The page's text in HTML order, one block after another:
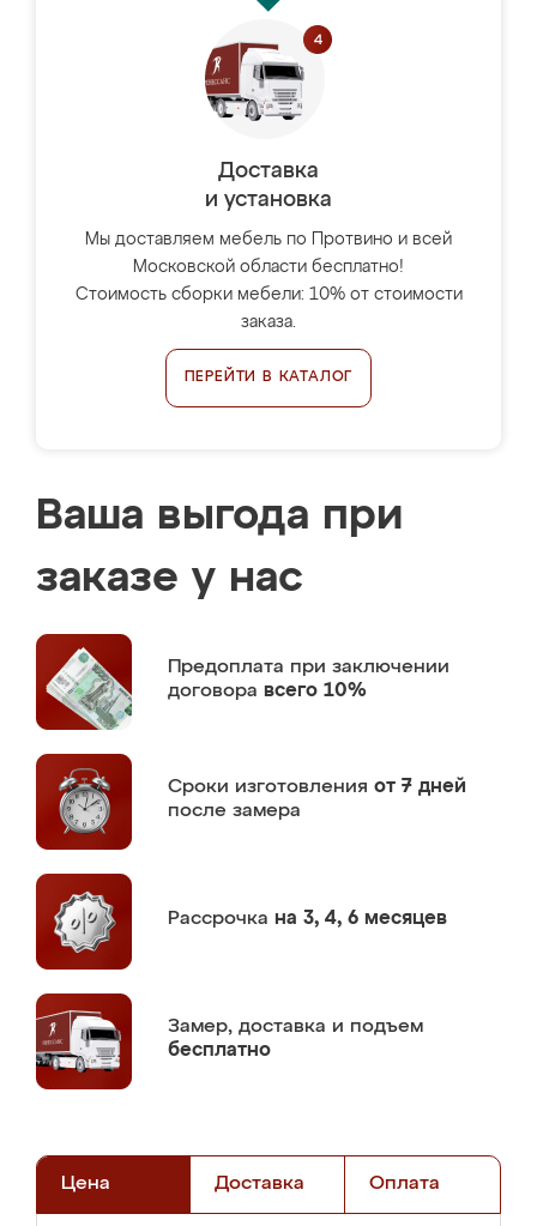
Доставка
и установка
Мы доставляем мебель по Протвино и всей
Московской области бесплатно!
Стоимость сборки мебели: 10% от стоимости
заказа.
ПЕРЕЙТИ В КАТАЛОГ
Ваша выгода при
заказе у нас
Предоплата при заключении
договора всего 10%
Сроки изготовления от 7 дней
после замера
Рассрочка на 3, 4, 6 месяцев
Замер, доставка и подъем
бесплатно
Цена Доставка Оплата